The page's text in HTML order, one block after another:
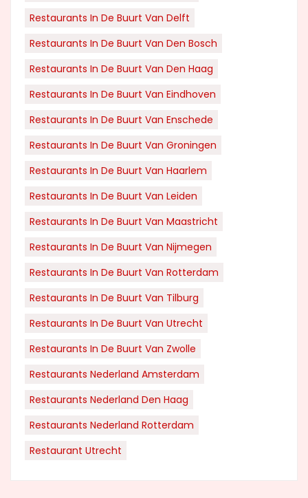
Restaurants In De Buurt Van Delft
Restaurants In De Buurt Van Den Bosch
Restaurants In De Buurt Van Den Haag
Restaurants In De Buurt Van Eindhoven
Restaurants In De Buurt Van Enschede
Restaurants In De Buurt Van Groningen
Restaurants In De Buurt Van Haarlem
Restaurants In De Buurt Van Leiden
Restaurants In De Buurt Van Maastricht
Restaurants In De Buurt Van Nijmegen
Restaurants In De Buurt Van Rotterdam
Restaurants In De Buurt Van Tilburg
Restaurants In De Buurt Van Utrecht
Restaurants In De Buurt Van Zwolle
Restaurants Nederland Amsterdam
Restaurants Nederland Den Haag
Restaurants Nederland Rotterdam
Restaurant Utrecht